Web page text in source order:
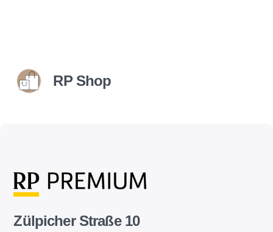
RP Shop
Zülpicher Straße 10